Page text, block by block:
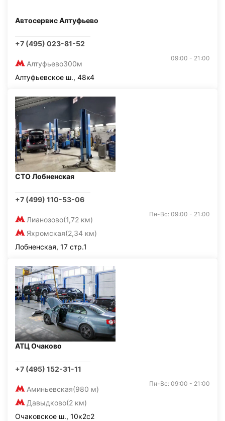
Автосервис Алтуфьево
+7 (495) 023-81-52
Алтуфьево300м
09:00 - 21:00
Алтуфьевское ш., 48к4
СТО Лобненская
+7 (499) 110-53-06
Лианозово(1,72 км)
Яхромская(2,34 км)
Пн-Вс: 09:00 - 21:00
Лобненская, 17 стр.1
АТЦ Очаково
+7 (495) 152-31-11
Аминьевская(980 м)
Давыдково(2 км)
Пн-Вс: 09:00 - 21:00
Очаковское ш., 10к2с2